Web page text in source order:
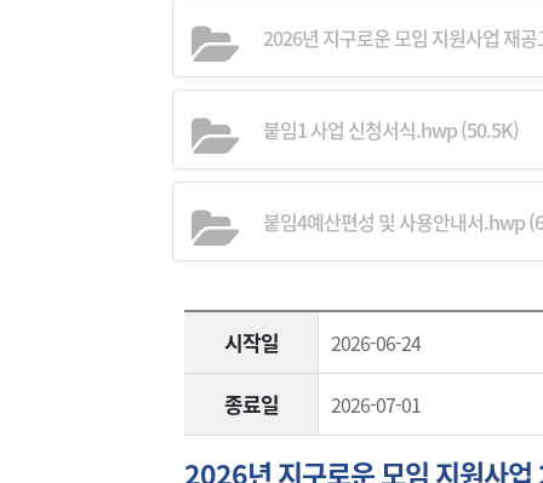
2026년 지구로운 모임 지원사업 재
붙임1 사업 신청서식.hwp (50.5K)
붙임4예산편성 및 사용안내서.hwp
시작일 2026-06-24
종료일 2026-07-01
2026년 지구로운 모임 지원사